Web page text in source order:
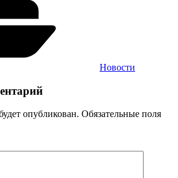
Новости
опубликован. Обязательные поля